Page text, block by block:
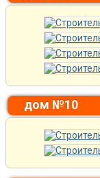
дом №10